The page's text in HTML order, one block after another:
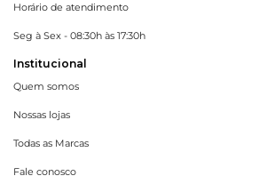
Horário de atendimento
Seg à Sex - 08:30h às 17:30h
Institucional
Quem somos
Nossas lojas
Todas as Marcas
Fale conosco